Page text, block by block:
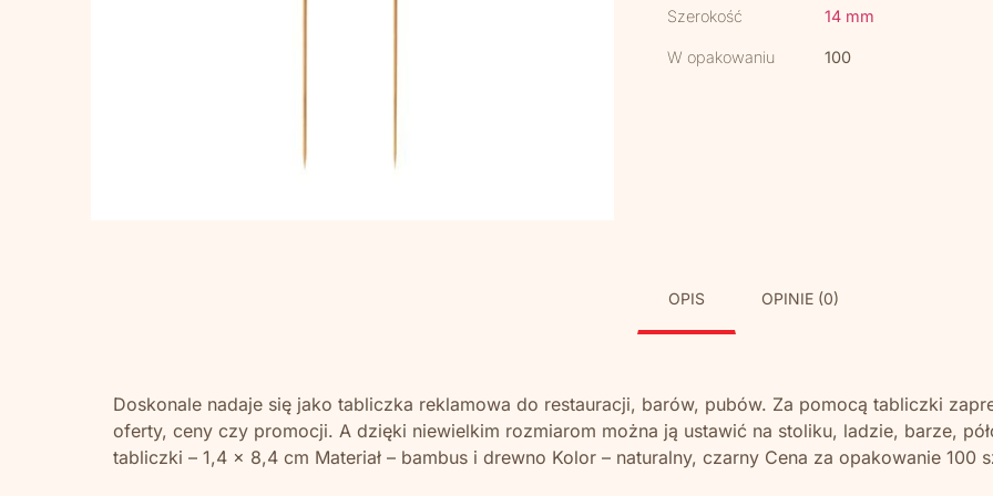
Szerokość 14 mm
W opakowaniu 100
OPIS OPINIE (0)
Doskonale nadaje się jako tabliczka reklamowa do restauracji, barów, pubów. Za pomocą tabliczki
oferty, ceny czy promocji. A dzięki niewielkim rozmiarom można ją ustawić na stoliku, ladzie, barze,
tabliczki – 1,4 x 8,4 cm Materiał – bambus i drewno Kolor – naturalny, czarny Cena za opakowanie 100